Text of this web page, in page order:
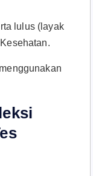
lulus (layak